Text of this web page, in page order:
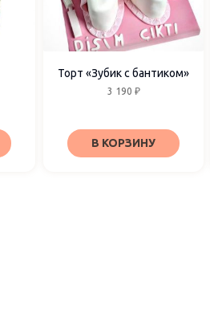
Торт «Зубик с бантиком»
3 190 ₽
В КОРЗИНУ